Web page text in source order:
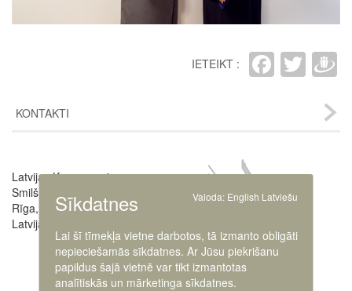
IETEIKT :
KONTAKTI
Latvijas Kara muzejs
Smilšu iela 20
Rīga, LV-1050,
Latvija
Sīkdatnes Valoda: English Latviešu
Lai šī tīmekļa vietne darbotos, tā izmanto obligāti
nepieciešamās sīkdatnes. Ar Jūsu piekrišanu
papildus šajā vietnē var tikt izmantotas
analītiskās un mārketinga sīkdatnes.